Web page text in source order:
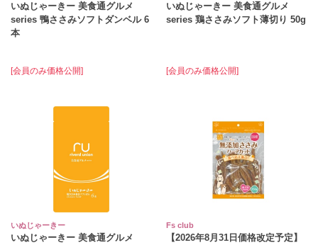
いぬじゃーきー 美食通グルメ
series 鴨ささみソフトダンベル 6
本
[会員のみ価格公開]
いぬじゃーきー 美食通グルメ
series 鶏ささみソフト薄切り 50g
[会員のみ価格公開]
いぬじゃーきー
いぬじゃーきー 美食通グルメ
Fs club
【2026年8月31日価格改定予定】